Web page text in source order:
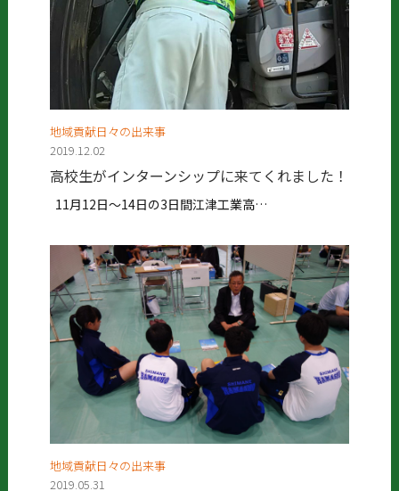
地域貢献日々の出来事
2019.12.02
高校生がインターンシップに来てくれました！
11月12日～14日の3日間江津工業高…
地域貢献日々の出来事
2019.05.31